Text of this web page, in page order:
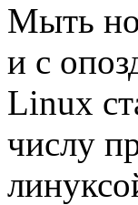
Мыть
и с
Linux
числу